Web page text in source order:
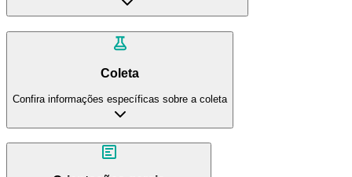
Coleta
Confira informações específicas sobre a coleta